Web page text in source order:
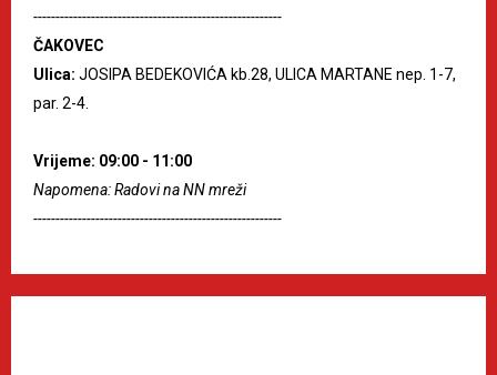
--------------------------------------------------------
ČAKOVEC
Ulica: JOSIPA BEDEKOVIĆA kb.28, ULICA MARTANE nep. 1-7,
par. 2-4.
Vrijeme: 09:00 - 11:00
Napomena: Radovi na NN mreži
--------------------------------------------------------